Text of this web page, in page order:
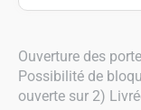
Ouverture des
Possibilité de
ouverte sur 2)